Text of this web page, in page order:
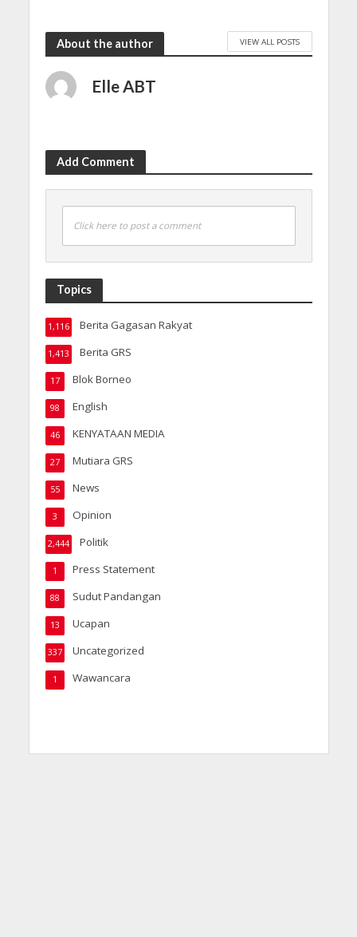
About the author VIEW ALL POSTS
Elle ABT
Add Comment
Click here to post a comment
Topics
Berita Gagasan Rakyat
1,116
Berita GRS
1,413
Blok Borneo
17
English
98
KENYATAAN MEDIA
46
Mutiara GRS
27
News
55
Opinion
3
Politik
2,444
Press Statement
1
Sudut Pandangan
88
Ucapan
13
Uncategorized
337
Wawancara
1